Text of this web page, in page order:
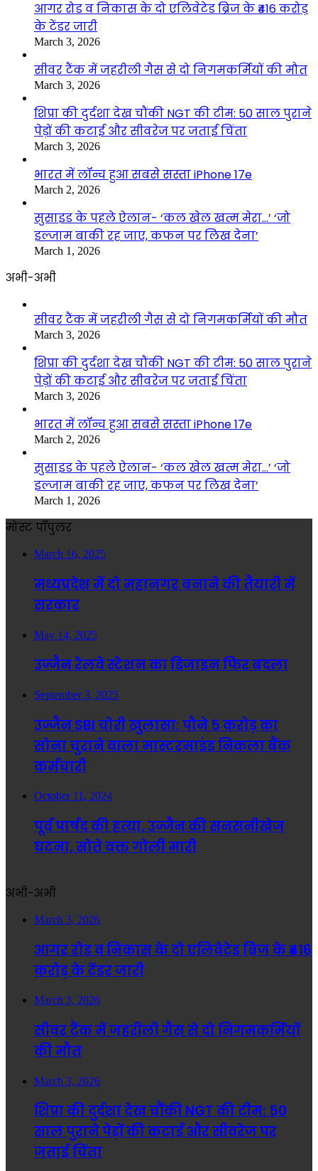
आगर रोड व निकास के दो एलिवेटेड ब्रिज के ₹416 करोड़
के टेंडर जारी
March 3, 2026
सीवर टैंक में जहरीली गैस से दो निगमकर्मियों की मौत
March 3, 2026
शिप्रा की दुर्दशा देख चौंकी NGT की टीम: 50 साल पुराने
पेड़ों की कटाई और सीवरेज पर जताई चिंता
March 3, 2026
भारत में लॉन्च हुआ सबसे सस्ता iPhone 17e
March 2, 2026
सुसाइड के पहले ऐलान- ‘कल खेल खत्म मेरा…’ ‘जो
इल्जाम बाकी रह जाए, कफन पर लिख देना’
March 1, 2026
अभी-अभी
सीवर टैंक में जहरीली गैस से दो निगमकर्मियों की मौत
March 3, 2026
शिप्रा की दुर्दशा देख चौंकी NGT की टीम: 50 साल पुराने
पेड़ों की कटाई और सीवरेज पर जताई चिंता
March 3, 2026
भारत में लॉन्च हुआ सबसे सस्ता iPhone 17e
March 2, 2026
सुसाइड के पहले ऐलान- ‘कल खेल खत्म मेरा…’ ‘जो
इल्जाम बाकी रह जाए, कफन पर लिख देना’
March 1, 2026
मोस्ट पॉपुलर
March 16, 2025
मध्यप्रदेश में दो महानगर बनाने की तैयारी में
सरकार
May 14, 2025
उज्जैन रेलवे स्टेशन का डिजाइन फिर बदला
September 3, 2025
उज्जैन SBI चोरी खुलासा: पौने 5 करोड़ का
सोना चुराने वाला मास्टरमाइंड निकला बैंक
कर्मचारी
October 11, 2024
पूर्व पार्षद की हत्या, उज्जैन की सनसनीखेज
घटना, सोते वक्त गोली मारी
अभी-अभी
March 3, 2026
आगर रोड व निकास के दो एलिवेटेड ब्रिज के ₹416
करोड़ के टेंडर जारी
March 3, 2026
सीवर टैंक में जहरीली गैस से दो निगमकर्मियों
की मौत
March 3, 2026
शिप्रा की दुर्दशा देख चौंकी NGT की टीम: 50
साल पुराने पेड़ों की कटाई और सीवरेज पर
जताई चिंता